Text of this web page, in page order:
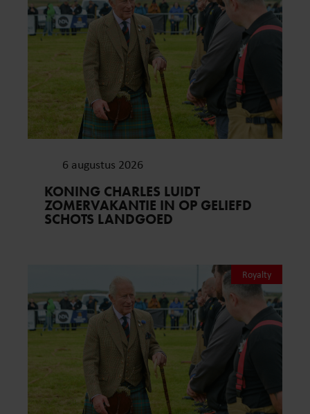
6 augustus 2026
KONING CHARLES LUIDT
ZOMERVAKANTIE IN OP GELIEFD
SCHOTS LANDGOED
Royalty